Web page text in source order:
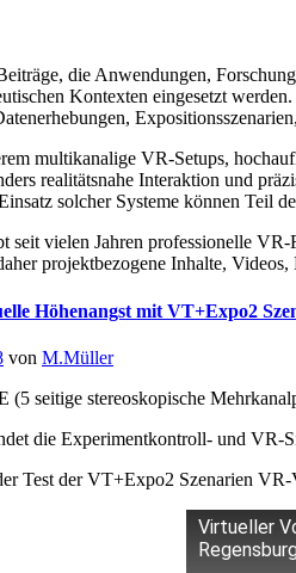
die Anwendungen,
Kontexten eingesetzt
multi­kanalige VR-Setups,
realitätsnahe Interaktion und
solcher Systeme können Teil
seit vielen Jahren professionelle
projektbezogene Inhalte,
Höhenangst mit VT+Expo2
von M.Müller
(5 seitige stereoskopische
die Experimentkontroll- und VR-
Test der VT+Expo2 Szenarien
Virtueller